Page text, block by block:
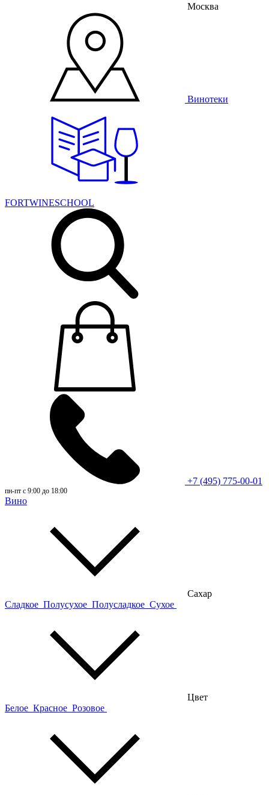
Москва
Винотеки
FORTWINESCHOOL
+7 (495) 775-00-01
пн-пт с 9:00 до 18:00
Вино
Сахар
Сладкое Полусухое Полусладкое Сухое
Цвет
Белое Красное Розовое